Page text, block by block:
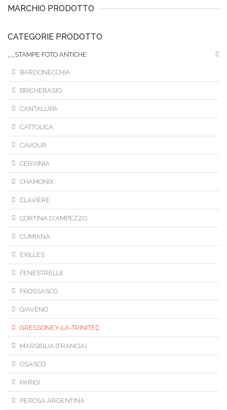
MARCHIO PRODOTTO
CATEGORIE PRODOTTO
__STAMPE FOTO ANTICHE
BARDONECCHIA
BRICHERASIO
CANTALUPA
CATTOLICA
CAVOUR
CERVINIA
CHAMONIX
CLAVIÈRE
CORTINA D'AMPEZZO
CUMIANA
EXILLES
FENESTRELLE
FROSSASCO
GIAVENO
GRESSONEY-LA-TRINITÉ
MARSIGLIA (FRANCIA)
OSASCO
PARIGI
PEROSA ARGENTINA